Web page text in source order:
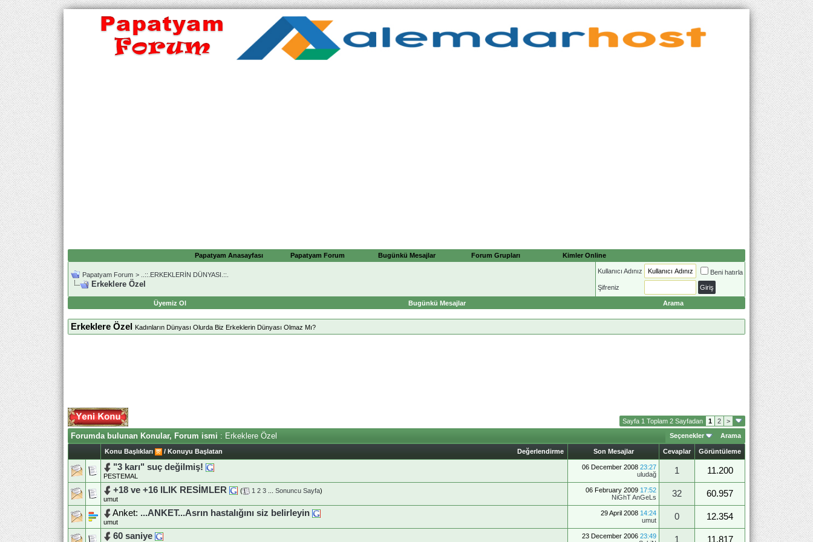
Papatyam Anasayfası Papatyam Forum Bugünkü Mesajlar Forum Grupları Kimler Online
Papatyam Forum > ..::.ERKEKLERİN DÜNYASI.::.
Erkeklere Özel
Kullanıcı Adınız Beni hatırla
Şifreniz
Üyemiz Ol Bugünkü Mesajlar Arama
Erkeklere Özel Kadınların Dünyası Olurda Biz Erkeklerin Dünyası Olmaz Mı?
Sayfa 1 Toplam 2 Sayfadan 1 2 >
Forumda bulunan Konular, Forum ismi : Erkeklere Özel Seçenekler Arama
Değerlendirme
Konu Başlıkları / Konuyu Başlatan Son Mesajlar Cevaplar Görüntüleme
"3 karı" suç değilmiş!
PESTEMAL
06 December 2008 23:27
uludağ
1
11.200
+18 ve +16 lLIK RESİMLER
( 1 2 3 Sonuncu Sayfa)
umut
06 February 2009 17:52
NiGhT AnGeLs
32
60.957
Anket: ...ANKET...Asrın hastalığını siz belirleyin
umut
29 April 2008 14:24
umut
0
12.354
60 saniye
23 December 2006 23:49
1 11.817